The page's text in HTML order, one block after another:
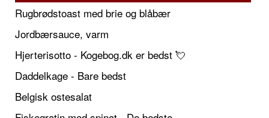
Rugbrødstoast med brie og blåbær
Jordbærsauce, varm
Hjerterisotto - Kogebog.dk er bedst 💘
Daddelkage - Bare bedst
Belgisk ostesalat